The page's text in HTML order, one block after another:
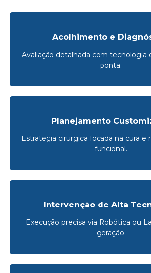
Acolhimento e
Avaliação detalhada com tecnologia
ponta.
Planejamento
Estratégia cirúrgica focada na cura e
funcional.
Intervenção de Alta
Execução precisa via Robótica ou
geração.